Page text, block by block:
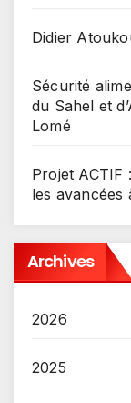
Didier
Sécurité
du Sahel et
Lomé
Projet ACTIF
les avancées
Archives
2026
2025